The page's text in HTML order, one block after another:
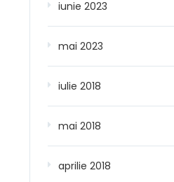
iunie 2023
mai 2023
iulie 2018
mai 2018
aprilie 2018